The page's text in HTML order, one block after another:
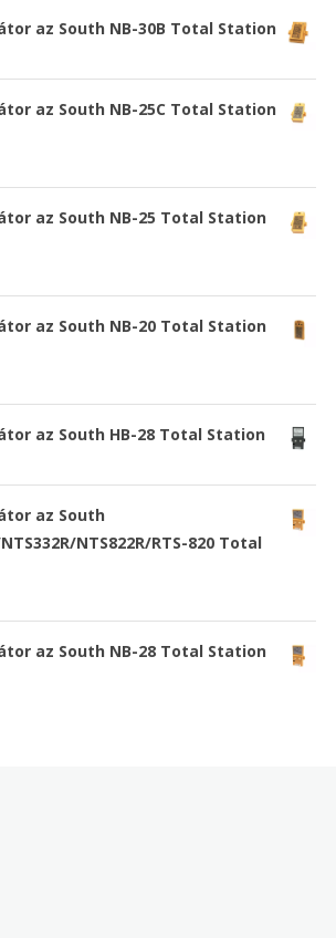
az South NB-30B Total Station
az South NB-25C Total Station
az South NB-25 Total Station
az South NB-20 Total Station
az South HB-28 Total Station
az South
NTS822R/RTS-820 Total
az South NB-28 Total Station